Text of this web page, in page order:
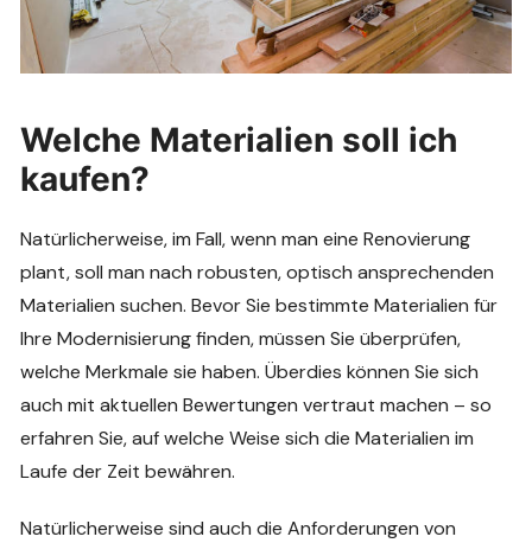
Welche Materialien soll ich
kaufen?
Natürlicherweise, im Fall, wenn man eine Renovierung
plant, soll man nach robusten, optisch ansprechenden
Materialien suchen. Bevor Sie bestimmte Materialien für
Ihre Modernisierung finden, müssen Sie überprüfen,
welche Merkmale sie haben. Überdies können Sie sich
auch mit aktuellen Bewertungen vertraut machen – so
erfahren Sie, auf welche Weise sich die Materialien im
Laufe der Zeit bewähren.
Natürlicherweise sind auch die Anforderungen von